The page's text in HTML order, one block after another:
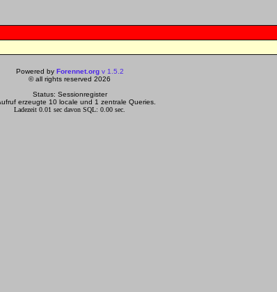
Powered by Forennet.org v 1.5.2
© all rights reserved 2026
Status: Sessionregister
erzeugte 10 locale und 1 zentrale Queries.
Ladezeit 0.01 sec davon SQL: 0.00 sec.